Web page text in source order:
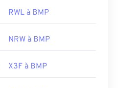
RWL à BMP
NRW à BMP
X3F à BMP